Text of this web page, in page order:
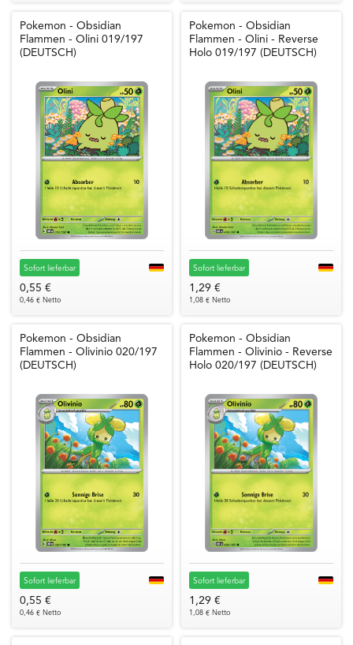
Pokemon - Obsidian
Flammen - Olini 019/197
(DEUTSCH)
Sofort lieferbar
0,55 €
0,46 € Netto
Pokemon - Obsidian
Flammen - Olini - Reverse
Holo 019/197 (DEUTSCH)
Sofort lieferbar
1,29 €
1,08 € Netto
Pokemon - Obsidian
Flammen - Olivinio 020/197
(DEUTSCH)
Sofort lieferbar
0,55 €
0,46 € Netto
Pokemon - Obsidian
Flammen - Olivinio - Reverse
Holo 020/197 (DEUTSCH)
Sofort lieferbar
1,29 €
1,08 € Netto